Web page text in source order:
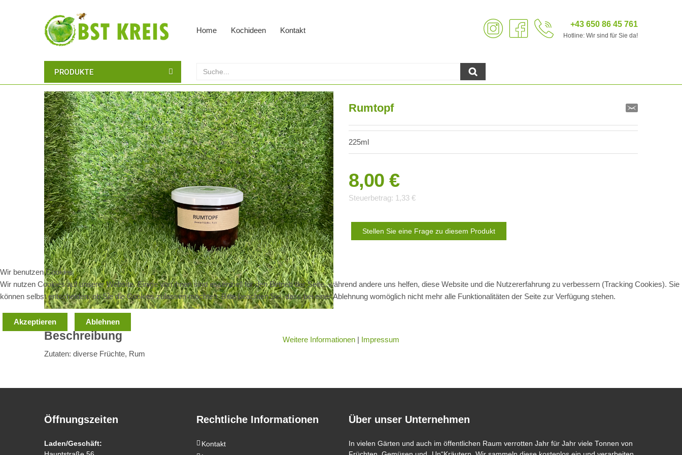
Home Kochideen Kontakt
+43 650 86 45 761
Hotline: Wir sind für Sie da!
PRODUKTE
Rumtopf
225ml
8,00 €
Steuerbetrag: 1,33 €
Stellen Sie eine Frage zu diesem Produkt
Beschreibung
Zutaten: diverse Früchte, Rum
Öffnungszeiten
Laden/Geschäft:
Rechtliche Informationen
Kontakt
Über unser Unternehmen
In vielen Gärten und auch im öffentlichen Raum verrotten Jahr für Jahr viele Tonnen von
Wir benutzen Cookies
Wir nutzen Cookies auf unserer Website. Einige von ihnen sind essenziell für den Betrieb der Seite, während andere uns helfen, diese Website und die Nutzererfahrung zu verbessern (Tracking Cookies). Sie
können selbst entscheiden, ob Sie die Cookies zulassen möchten. Bitte beachten Sie, dass bei einer Ablehnung womöglich nicht mehr alle Funktionalitäten der Seite zur Verfügung stehen.
Akzeptieren Ablehnen
Weitere Informationen | Impressum